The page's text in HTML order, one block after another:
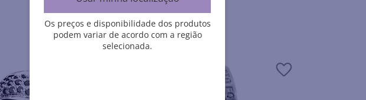
Os preços e disponibilidade dos produtos
podem variar de acordo com a região
selecionada.